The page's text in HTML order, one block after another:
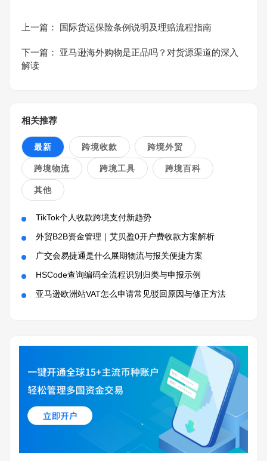
上一篇： 国际货运保险条例说明及理赔流程指南
下一篇：
亚马逊海外购物是正品吗？对货源渠道的深入
解读
相关推荐
最新 跨境收款 跨境外贸
跨境物流 跨境工具 跨境百科
其他
TikTok个人收款跨境支付新趋势
外贸B2B资金管理｜艾贝盈0开户费收款方案解析
广交会易捷通是什么展期物流与报关便捷方案
HSCode查询编码全流程识别归类与申报示例
亚马逊欧洲站VAT怎么申请常见驳回原因与修正方法